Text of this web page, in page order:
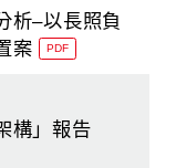
析–以長照負
案
PDF
構」報告